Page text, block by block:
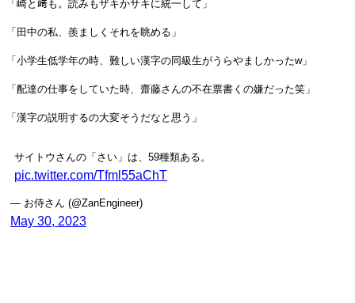
「崎と﨑も。読みもザキかサキに統一して」
「田中の私、羨ましくそれを眺める」
「小学生低学年の時、難しい漢字の同級生がうらやましかったw」
「配達の仕事をしていた時、齋藤さんの不在票書くの嫌だった笑」
「漢字の説明するの大変そうだなと思う」
サイトウさんの「さい」は、59種類ある。
pic.twitter.com/Tfml55aChT
— お侍さん (@ZanEngineer)
May 30, 2023